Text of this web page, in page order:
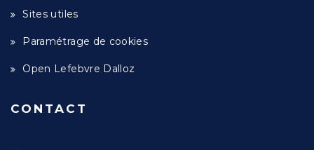
Sites utiles
Paramétrage de cookies
Open Lefebvre Dalloz
CONTACT